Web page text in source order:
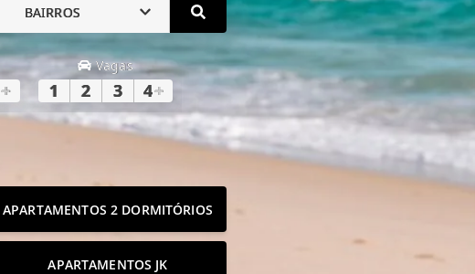
BAIRROS
+
Vagas
1 2 3 4+
APARTAMENTOS 2 DORMITÓRIOS
APARTAMENTOS JK